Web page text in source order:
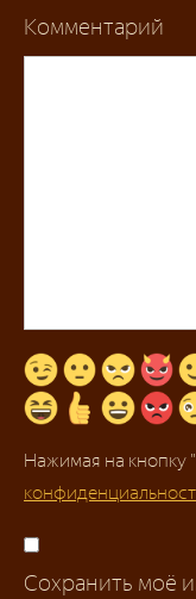
Комментарий
Нажимая на кнопку
Сохранить моё